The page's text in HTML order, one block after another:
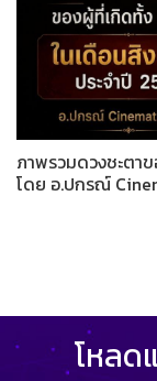
ภาพรวมดวงชะตา
โดย อ.ปกรณ์
โหลด